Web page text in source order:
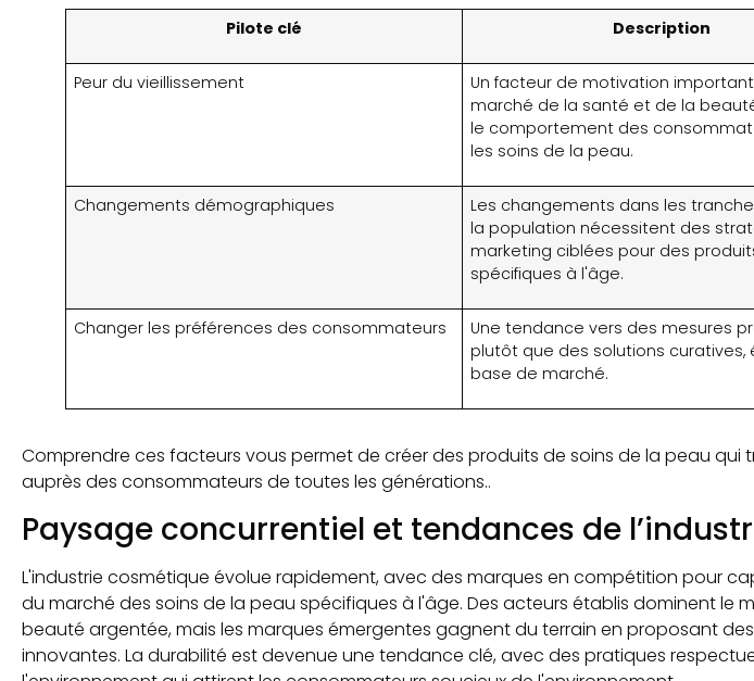
Pilote clé Description
Peur du vieillissement
Un facteur de motivation
marché de la santé et de la
le comportement des
les soins de la peau.
Changements démographiques
Les changements dans les
la population nécessitent des
marketing ciblées pour des
spécifiques à l'âge.
Changer les préférences des consommateurs
Une tendance vers des mesures
plutôt que des solutions curatives,
base de marché.
Comprendre ces facteurs vous permet de créer des produits de soins de la peau qui
auprès des consommateurs de toutes les générations..
Paysage concurrentiel et tendances de
L'industrie cosmétique évolue rapidement, avec des marques en compétition pour
du marché des soins de la peau spécifiques à l'âge. Des acteurs établis dominent le
beauté argentée, mais les marques émergentes gagnent du terrain en proposant
innovantes. La durabilité est devenue une tendance clé, avec des pratiques